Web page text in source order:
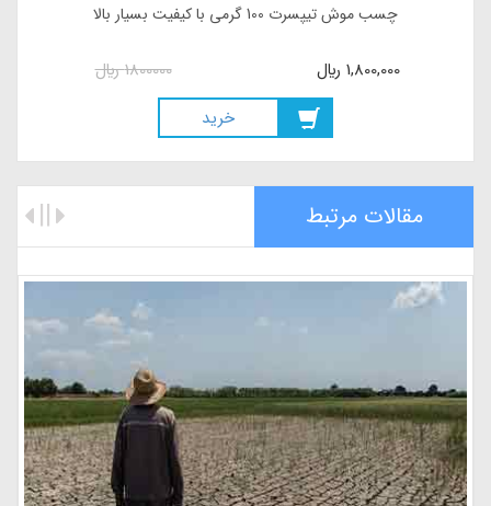
چسب موش تیپسرت 100 گرمی با کیفیت بسیار بالا
1800000ريال 1,800,000 ريال
خريد
مقالات مرتبط